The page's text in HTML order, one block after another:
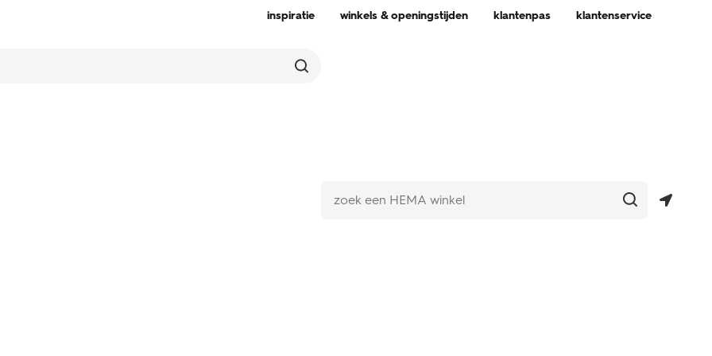
inspiratie winkels & openingstijden klantenpas klantenservice